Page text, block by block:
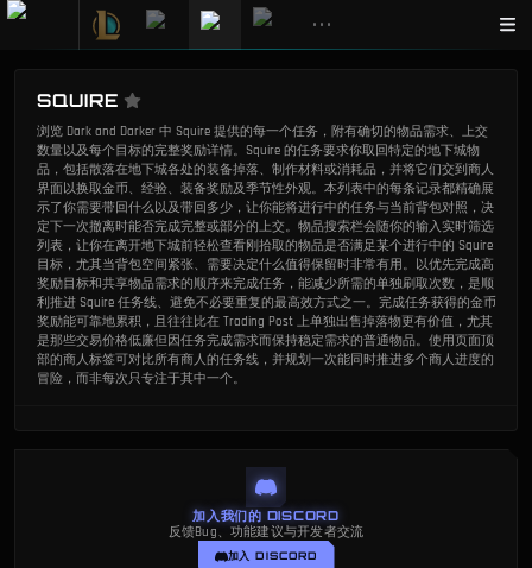
•••
SQUIRE
浏览 Dark and Darker 中 Squire 提供的每一个任务，附有确切的物品需求、上交
数量以及每个目标的完整奖励详情。Squire 的任务要求你取回特定的地下城物
品，包括散落在地下城各处的装备掉落、制作材料或消耗品，并将它们交到商人
界面以换取金币、经验、装备奖励及季节性外观。本列表中的每条记录都精确展
示了你需要带回什么以及带回多少，让你能将进行中的任务与当前背包对照，决
定下一次撤离时能否完成完整或部分的上交。物品搜索栏会随你的输入实时筛选
列表，让你在离开地下城前轻松查看刚拾取的物品是否满足某个进行中的 Squire
目标，尤其当背包空间紧张、需要决定什么值得保留时非常有用。以优先完成高
奖励目标和共享物品需求的顺序来完成任务，能减少所需的单独刷取次数，是顺
利推进 Squire 任务线、避免不必要重复的最高效方式之一。完成任务获得的金币
奖励能可靠地累积，且往往比在 Trading Post 上单独出售掉落物更有价值，尤其
是那些交易价格低廉但因任务完成需求而保持稳定需求的普通物品。使用页面顶
部的商人标签可对比所有商人的任务线，并规划一次能同时推进多个商人进度的
冒险，而非每次只专注于其中一个。
加入我们的 DISCORD
反馈Bug、功能建议与开发者交流
加入 DISCORD